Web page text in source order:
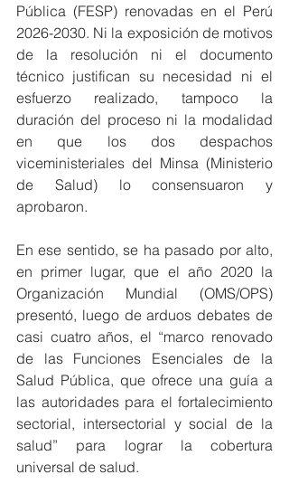
Pública (FESP) renovadas en el Perú
2026-2030. Ni la exposición de motivos
de la resolución ni el documento
técnico justifican su necesidad ni el
esfuerzo realizado, tampoco la
duración del proceso ni la modalidad
en que los dos despachos
viceministeriales del Minsa (Ministerio
de Salud) lo consensuaron y
aprobaron.
En ese sentido, se ha pasado por alto,
en primer lugar, que el año 2020 la
Organización Mundial (OMS/OPS)
presentó, luego de arduos debates de
casi cuatro años, el “marco renovado
de las Funciones Esenciales de la
Salud Pública, que ofrece una guía a
las autoridades para el fortalecimiento
sectorial, intersectorial y social de la
salud” para lograr la cobertura
universal de salud.